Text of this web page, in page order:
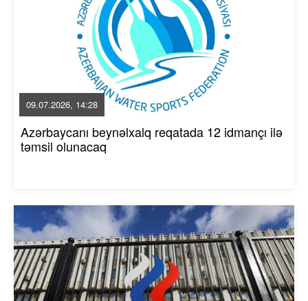
09.07.2026, 14:28
Azərbaycanı beynəlxalq reqatada 12 idmançı ilə
təmsil olunacaq